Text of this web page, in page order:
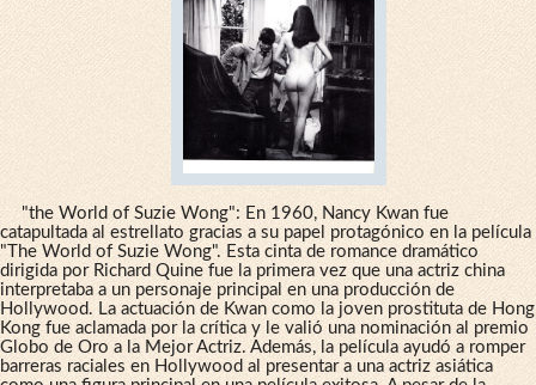
"the World of Suzie Wong": En 1960, Nancy Kwan fue
catapultada al estrellato gracias a su papel protagónico en la película
"The World of Suzie Wong". Esta cinta de romance dramático
dirigida por Richard Quine fue la primera vez que una actriz china
interpretaba a un personaje principal en una producción de
Hollywood. La actuación de Kwan como la joven prostituta de Hong
Kong fue aclamada por la crítica y le valió una nominación al premio
Globo de Oro a la Mejor Actriz. Además, la película ayudó a romper
barreras raciales en Hollywood al presentar a una actriz asiática